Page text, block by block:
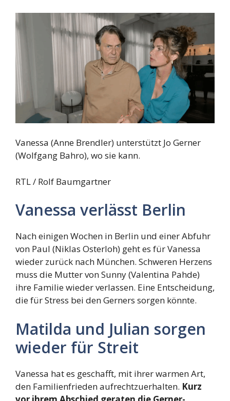
Vanessa (Anne Brendler) unterstützt Jo Gerner
(Wolfgang Bahro), wo sie kann.
RTL / Rolf Baumgartner
Vanessa verlässt Berlin
Nach einigen Wochen in Berlin und einer Abfuhr
von Paul (Niklas Osterloh) geht es für Vanessa
wieder zurück nach München. Schweren Herzens
muss die Mutter von Sunny (Valentina Pahde)
ihre Familie wieder verlassen. Eine Entscheidung,
die für Stress bei den Gerners sorgen könnte.
Matilda und Julian sorgen
wieder für Streit
Vanessa hat es geschafft, mit ihrer warmen Art,
den Familienfrieden aufrechtzuerhalten. Kurz